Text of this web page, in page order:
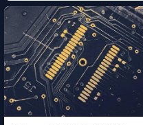
共有七名 HiAnime 涉案人员在越南
被捕，即将被起诉。 一、事件经过
时间事件2026年3月HiAnime 突然
下线3月-6月运营团队曾表示可能重
启6月HiAnime 官方宣布永久停止运
营7月…